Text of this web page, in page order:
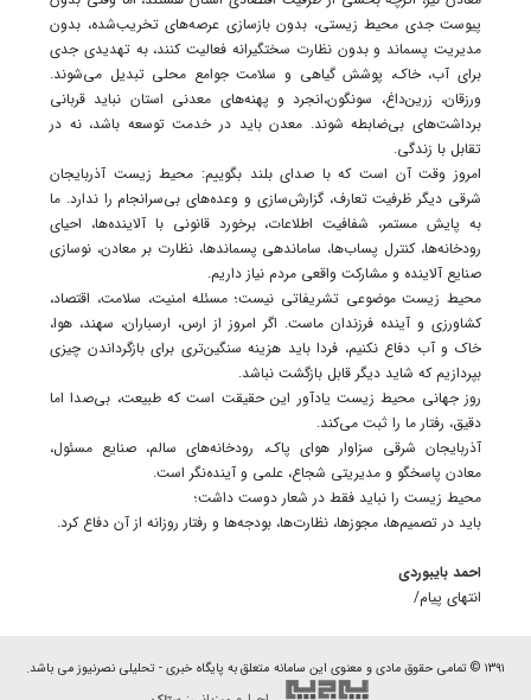
پیوست جدی محیط زیستی، بدون بازسازی عرصه‌های تخریب‌شده، بدون
مدیریت پسماند و بدون نظارت سختگیرانه فعالیت کنند، به تهدیدی جدی
برای آب، خاک، پوشش گیاهی و سلامت جوامع محلی تبدیل می‌شوند.
ورزقان، زرین‌داغ، سونگون،انجرد و پهنه‌های معدنی استان نباید قربانی
برداشت‌های بی‌ضابطه شوند. معدن باید در خدمت توسعه باشد، نه در
تقابل با زندگی.
امروز وقت آن است که با صدای بلند بگوییم: محیط زیست آذربایجان
شرقی دیگر ظرفیت تعارف، گزارش‌سازی و وعده‌های بی‌سرانجام را ندارد. ما
به پایش مستمر، شفافیت اطلاعات، برخورد قانونی با آلاینده‌ها، احیای
رودخانه‌ها، کنترل پساب‌ها، ساماندهی پسماندها، نظارت بر معادن، نوسازی
صنایع آلاینده و مشارکت واقعی مردم نیاز داریم.
محیط زیست موضوعی تشریفاتی نیست؛ مسئله امنیت، سلامت، اقتصاد،
کشاورزی و آینده فرزندان ماست. اگر امروز از ارس، ارسباران، سهند، هوا،
خاک و آب دفاع نکنیم، فردا باید هزینه سنگین‌تری برای بازگرداندن چیزی
بپردازیم که شاید دیگر قابل بازگشت نباشد.
روز جهانی محیط زیست یادآور این حقیقت است که طبیعت، بی‌صدا اما
دقیق، رفتار ما را ثبت می‌کند.
آذربایجان شرقی سزاوار هوای پاک، رودخانه‌های سالم، صنایع مسئول،
معادن پاسخگو و مدیریتی شجاع، علمی و آینده‌نگر است.
محیط زیست را نباید فقط در شعار دوست داشت؛
باید در تصمیم‌ها، مجوزها، نظارت‌ها، بودجه‌ها و رفتار روزانه از آن دفاع کرد.
احمد بایبوردی
انتهای پیام/
۱۳۹۱ © تمامی حقوق مادی و معنوی این سامانه متعلق به پایگاه خبری - تحلیلی نصرنیوز می باشد.